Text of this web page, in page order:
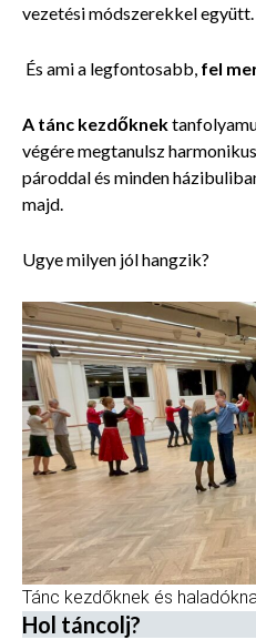
vezetési módszerekkel együtt.
És ami a legfontosabb, fel
A tánc kezdőknek
végére megtanulsz
pároddal és minden
majd.
Ugye milyen jól hangzik?
Tánc kezdőknek és
Hol táncolj?